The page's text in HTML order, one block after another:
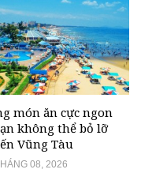
món ăn cực ngon
không thể bỏ lỡ
Vũng Tàu
08, 2026